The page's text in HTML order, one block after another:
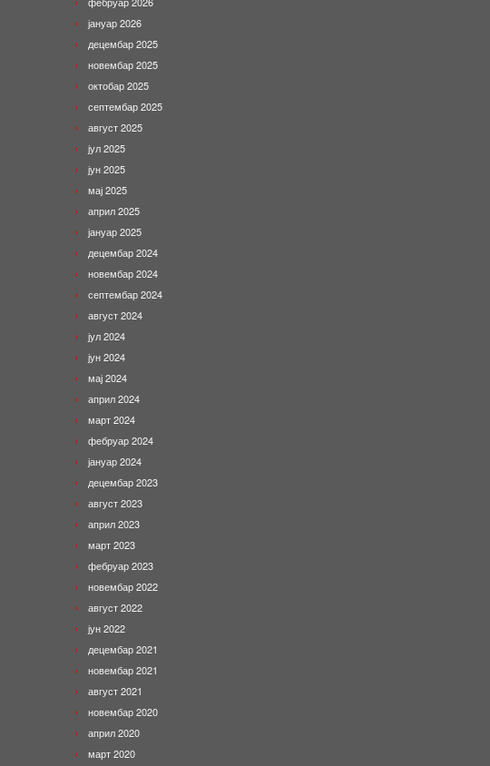
јануар 2026
децембар 2025
новембар 2025
октобар 2025
септембар 2025
август 2025
јул 2025
јун 2025
мај 2025
април 2025
јануар 2025
децембар 2024
новембар 2024
септембар 2024
август 2024
јул 2024
јун 2024
мај 2024
април 2024
март 2024
фебруар 2024
јануар 2024
децембар 2023
август 2023
април 2023
март 2023
фебруар 2023
новембар 2022
август 2022
јун 2022
децембар 2021
новембар 2021
август 2021
новембар 2020
април 2020
март 2020